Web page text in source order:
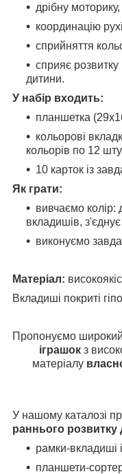
дрібну моторику,
координацію
сприйняття
сприяє розвитку
дитини.
У набір входить:
планшетка
кольорові
кольорів по 12
10 карток із
Як грати:
вивчаємо колір:
вкладишів,
виконуємо
Матеріал:
Вкладиші покриті
Пропонуємо
іграшокз
матеріалу
У нашому каталозі
раннього розвитку
рамки-вкладиші
планшети-